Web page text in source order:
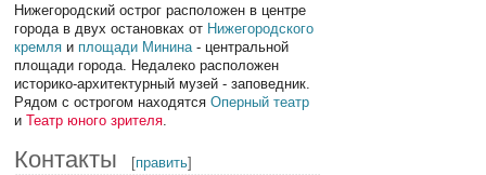
Нижегородский острог расположен в центре
города в двух остановках от Нижегородского
кремля и площади Минина - центральной
площади города. Недалеко расположен
историко-архитектурный музей - заповедник.
Рядом с острогом находятсяОперный театр
иТеатр юного зрителя
Контакты [править]